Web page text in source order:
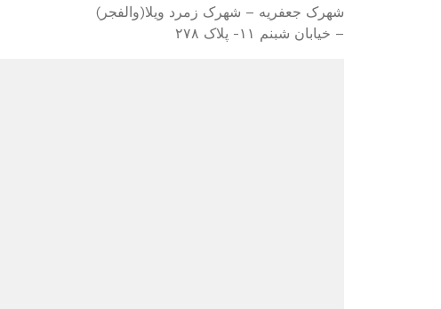
شهرک جعفریه – شهرک زمرد ویلا(والفجر)
– خیابان شبنم ۱۱- پلاک ۲۷۸